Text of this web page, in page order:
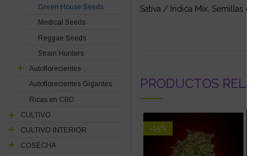
Sativa / Indica Mix. Semillas de
PRODUCTOS
-15%
Green House Seeds
Medical Seeds
Reggae Seeds
Strain Hunters
Autoflorecientes
Autoflorecientes Gigantes
Ricas en CBD
CULTIVO
CULTIVO INTERIOR
COSECHA